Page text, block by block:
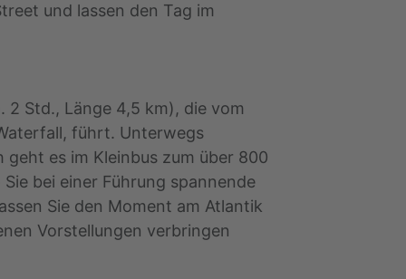
und lassen den Tag im
Std., Länge 4,5 km), die vom
führt. Unterwegs
es im Kleinbus zum über 800
bei einer Führung spannende
Sie den Moment am Atlantik
Vorstellungen verbringen